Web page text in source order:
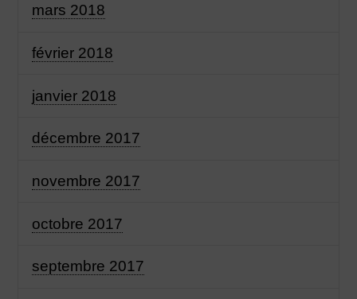
mars 2018
février 2018
janvier 2018
décembre 2017
novembre 2017
octobre 2017
septembre 2017